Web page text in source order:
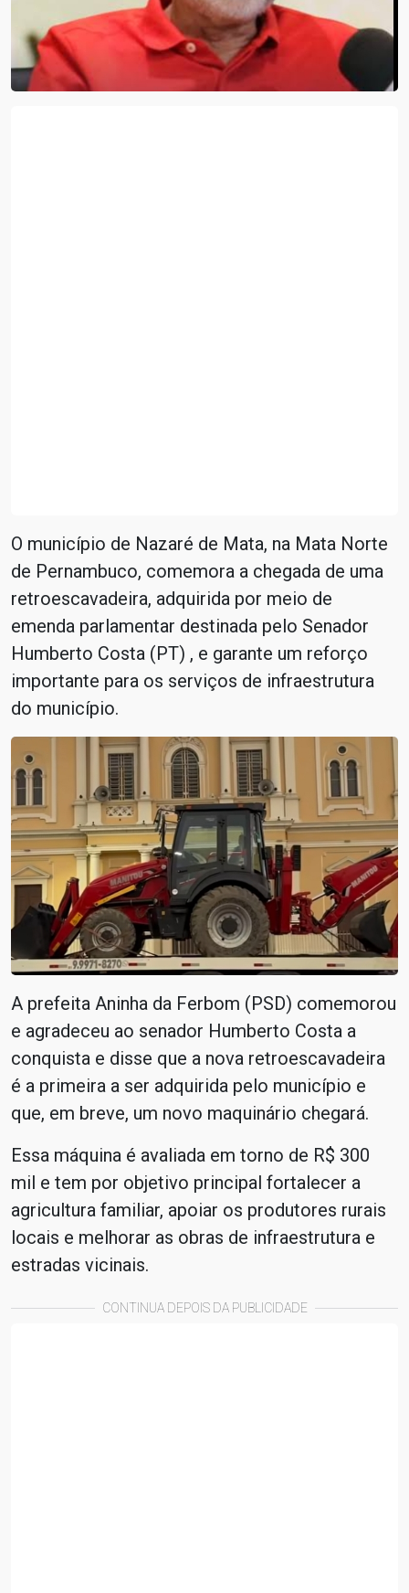
O município de Nazaré de Mata, na Mata Norte
de Pernambuco, comemora a chegada de uma
retroescavadeira, adquirida por meio de
emenda parlamentar destinada pelo Senador
Humberto Costa (PT) , e garante um reforço
importante para os serviços de infraestrutura
do município.
A prefeita Aninha da Ferbom (PSD) comemorou
e agradeceu ao senador Humberto Costa a
conquista e disse que a nova retroescavadeira
é a primeira a ser adquirida pelo município e
que, em breve, um novo maquinário chegará.
Essa máquina é avaliada em torno de R$ 300
mil e tem por objetivo principal fortalecer a
agricultura familiar, apoiar os produtores rurais
locais e melhorar as obras de infraestrutura e
estradas vicinais.
CONTINUA DEPOIS DA PUBLICIDADE